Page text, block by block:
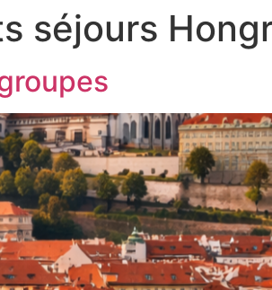
séjours